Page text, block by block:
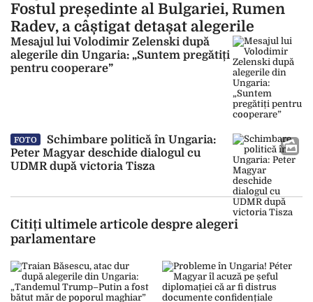
Fostul președinte al Bulgariei, Rumen
Radev, a câștigat detașat alegerile
Mesajul lui Volodimir Zelenski după
alegerile din Ungaria: „Suntem pregătiți
pentru cooperare”
FOTO
Schimbare politică în Ungaria:
Peter Magyar deschide dialogul cu
UDMR după victoria Tisza
Citiți ultimele articole despre alegeri
parlamentare